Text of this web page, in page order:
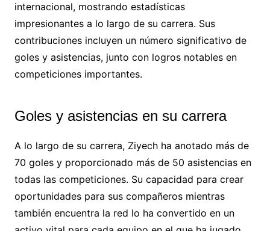
internacional, mostrando estadísticas
impresionantes a lo largo de su carrera. Sus
contribuciones incluyen un número significativo de
goles y asistencias, junto con logros notables en
competiciones importantes.
Goles y asistencias en su carrera
A lo largo de su carrera, Ziyech ha anotado más de
70 goles y proporcionado más de 50 asistencias en
todas las competiciones. Su capacidad para crear
oportunidades para sus compañeros mientras
también encuentra la red lo ha convertido en un